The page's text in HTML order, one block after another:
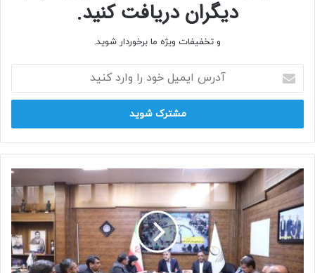
دیگران دریافت کنید.
و تخفیفات ویژه ما برخوردار شوید.
ایمیل
خود
وارد
کنید